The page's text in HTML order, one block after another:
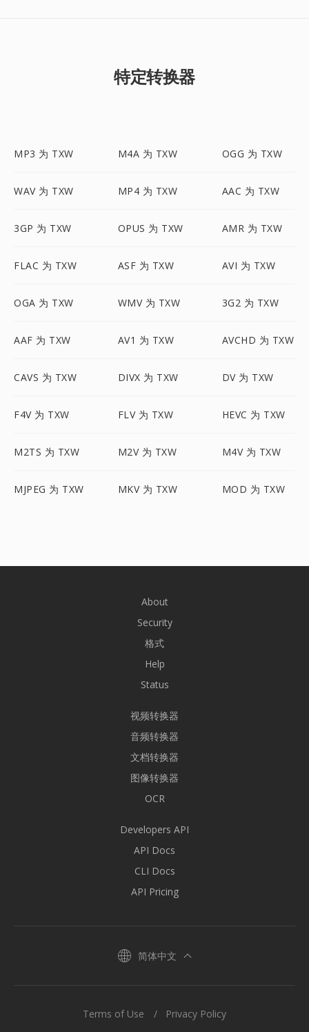
特定转换器
MP3 为 TXW M4A 为 TXW OGG 为 TXW
WAV 为 TXW MP4 为 TXW AAC 为 TXW
3GP 为 TXW OPUS 为 TXW AMR 为 TXW
FLAC 为 TXW ASF 为 TXW AVI 为 TXW
OGA 为 TXW WMV 为 TXW 3G2 为 TXW
AAF 为 TXW AV1 为 TXW AVCHD 为 TXW
CAVS 为 TXW DIVX 为 TXW DV 为 TXW
F4V 为 TXW FLV 为 TXW HEVC 为 TXW
M2TS 为 TXW M2V 为 TXW M4V 为 TXW
MJPEG 为 TXW MKV 为 TXW MOD 为 TXW
About
Security
格式
Help
Status
视频转换器
音频转换器
文档转换器
图像转换器
OCR
Developers API
API Docs
CLI Docs
API Pricing
简体中文
Terms of Use Privacy Policy